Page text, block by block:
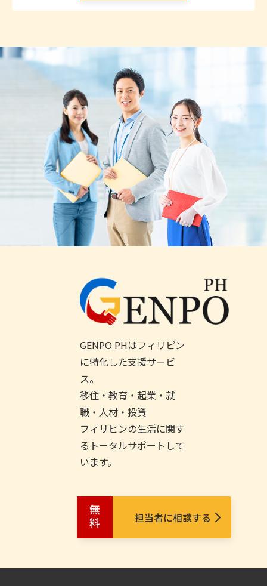
GENPO PHはフィリピン
に特化した支援サービ
ス。
移住・教育・起業・就
職・人材・投資
フィリピンの生活に関す
るトータルサポートして
います。
無料 担当者に相談する